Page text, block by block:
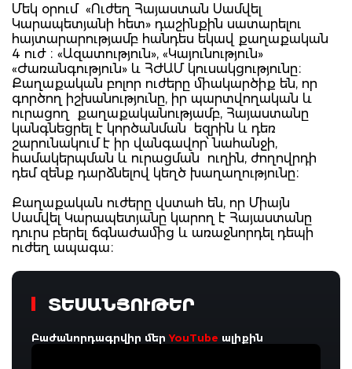
Մեկ օրում «Ուժեղ Հայաստան Սամվել
Կարապետյանի հետ» դաշինքին սատարելու
հայտարարությամբ հանդես եկավ քաղաքական
4 ուժ ։ «Ազատություն», «Կայունություն»
«Ժառանգություն» և ՀԺԱՄ կուսակցությունը։
Քաղաքական բոլոր ուժերը միակարծիք են, որ
գործող իշխանությունը, իր պարտվողական և
ուրացող քաղաքականությամբ, Հայաստանը
կանգնեցրել է կործանման եզրին և դեռ
շարունակում է իր վանգավոր՝ նահանջի,
համակերպման և ուրացման ուղին, ժողովրդի
դեմ զենք դարձնելով կեղծ խաղաղությունը։
Քաղաքական ուժերը վստահ են, որ Միայն
Սամվել Կարապետյանը կարող է Հայաստանը
դուրս բերել ճգնաժամից և առաջնորդել դեպի
ուժեղ ապագա։
ՏԵՍԱՆՅՈՒԹԵՐ
Բաժանորդագրվիր մերYouTube ալիքին